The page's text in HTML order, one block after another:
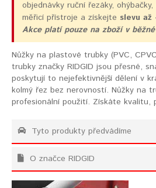
objednávky ruční řezáky,
měřicí přístroje a získejte slevu až
Akce platí pouze na zboží v
Nůžky na plastové trubky (PVC,
trubky značky RIDGID jsou přesné,
poskytují to nejefektivnější dělení v
kolmý řez bez nerovností. Nůžky na
profesionální použití. Získáte kvalitu,
Tyto produkty předvádíme
O značce RIDGID